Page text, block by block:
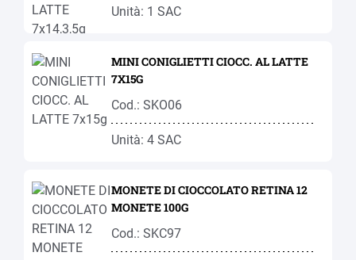
Unità: 1 SAC
MINI CONIGLIETTI CIOCC. AL LATTE
7X15G
Cod.: SKO06
Unità: 4 SAC
MONETE DI CIOCCOLATO RETINA 12
MONETE 100G
Cod.: SKC97